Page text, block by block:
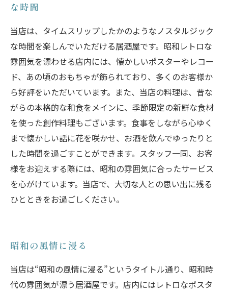
な時間
当店は、タイムスリップしたかのようなノスタルジック
な時間を楽しんでいただける居酒屋です。昭和レトロな
雰囲気を漂わせる店内には、懐かしいポスターやレコー
ド、あの頃のおもちゃが飾られており、多くのお客様か
ら好評をいただいています。また、当店の料理は、昔な
がらの本格的な和食をメインに、季節限定の新鮮な食材
を使った創作料理もございます。食事をしながら心ゆく
まで懐かしい話に花を咲かせ、お酒を飲んでゆったりと
した時間を過ごすことができます。スタッフ一同、お客
様をお迎えする際には、昭和の雰囲気に合ったサービス
を心がけています。当店で、大切な人との思い出に残る
ひとときをお過ごしください。
昭和の風情に浸る
当店は“昭和の風情に浸る”というタイトル通り、昭和時
代の雰囲気が漂う居酒屋です。店内にはレトロなポスタ